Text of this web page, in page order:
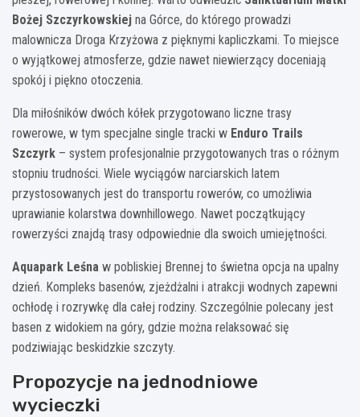
Bożej Szczyrkowskiej na Górce, do którego prowadzi
malownicza Droga Krzyżowa z pięknymi kapliczkami. To miejsce
o wyjątkowej atmosferze, gdzie nawet niewierzący doceniają
spokój i piękno otoczenia.
Dla miłośników dwóch kółek przygotowano liczne trasy
rowerowe, w tym specjalne single tracki w Enduro Trails
Szczyrk – system profesjonalnie przygotowanych tras o różnym
stopniu trudności. Wiele wyciągów narciarskich latem
przystosowanych jest do transportu rowerów, co umożliwia
uprawianie kolarstwa downhillowego. Nawet początkujący
rowerzyści znajdą trasy odpowiednie dla swoich umiejętności.
Aquapark Leśna w pobliskiej Brennej to świetna opcja na upalny
dzień. Kompleks basenów, zjeżdżalni i atrakcji wodnych zapewni
ochłodę i rozrywkę dla całej rodziny. Szczególnie polecany jest
basen z widokiem na góry, gdzie można relaksować się
podziwiając beskidzkie szczyty.
Propozycje na jednodniowe
wycieczki